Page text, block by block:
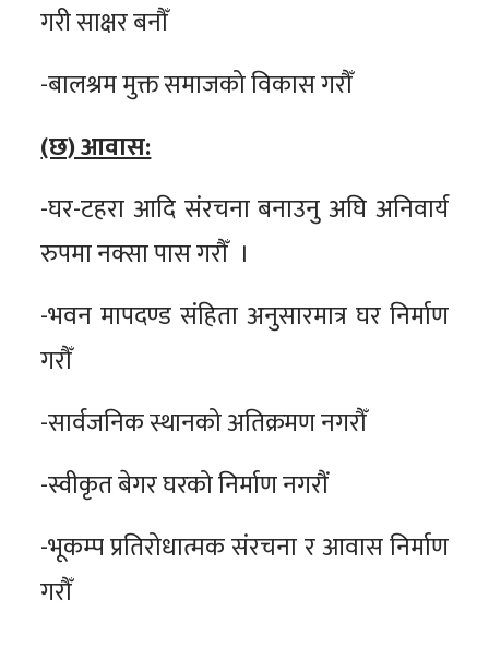
गरी साक्षर बनौँ
-बालश्रम मुक्त समाजको विकास गरौँ
(छ) आवास:
-घर-टहरा आदि संरचना बनाउनु अघि अनिवार्य
रुपमा नक्सा पास गरौँ ।
-भवन मापदण्ड संहिता अनुसारमात्र घर निर्माण
गरौँ
-सार्वजनिक स्थानको अतिक्रमण नगरौँ
-स्वीकृत बेगर घरको निर्माण नगरौं
-भूकम्प प्रतिरोधात्मक संरचना र आवास निर्माण
गरौँ